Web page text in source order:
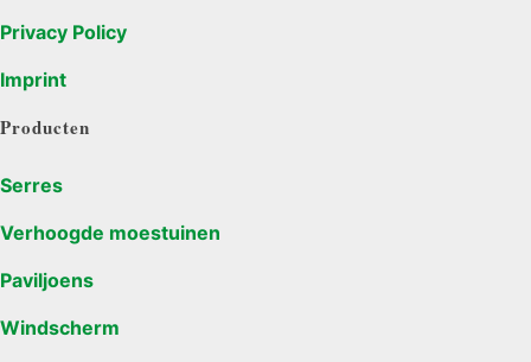
Privacy Policy
Imprint
Producten
Serres
Verhoogde moestuinen
Paviljoens
Windscherm